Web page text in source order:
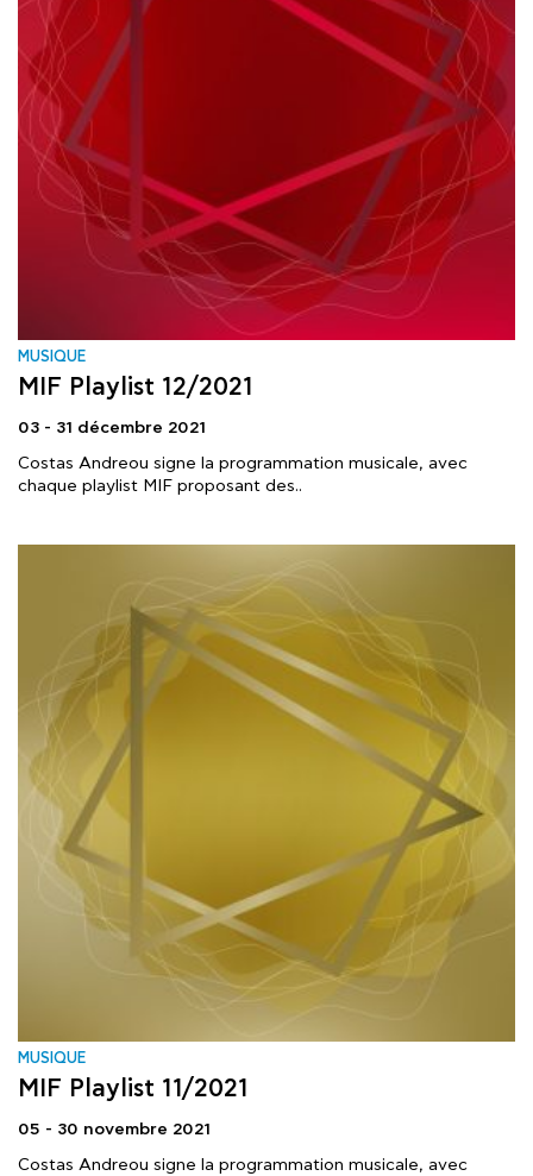
MUSIQUE
MIF Playlist 12/2021
03 - 31 décembre 2021
Costas Andreou signe la programmation musicale, avec
chaque playlist MIF proposant des..
MUSIQUE
MIF Playlist 11/2021
05 - 30 novembre 2021
Costas Andreou signe la programmation musicale, avec